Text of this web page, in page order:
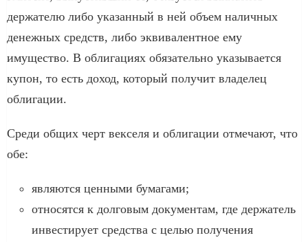
держателю либо указанный в ней объем наличных
денежных средств, либо эквивалентное ему
имущество. В облигациях обязательно указывается
купон, то есть доход, который получит владелец
облигации.
Среди общих черт векселя и облигации отмечают, что
обе:
являются ценными бумагами;
относятся к долговым документам, где держатель
инвестирует средства с целью получения